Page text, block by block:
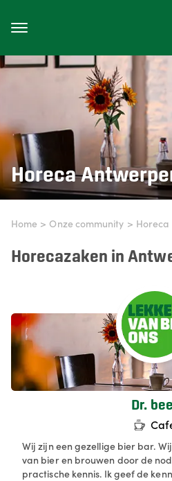
Horeca
Home > Onze community > Horeca
Horecazaken in
Dr.
Wij zijn een gezellige bier bar.
van bier en brouwen door de
practische kennis. Ik geef de